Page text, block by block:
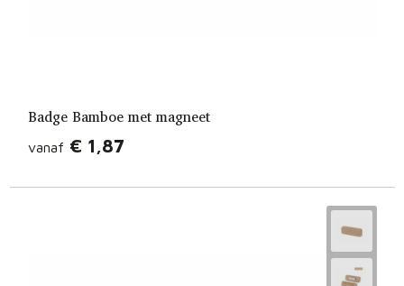
Badge Bamboe met magneet
vanaf € 1,87